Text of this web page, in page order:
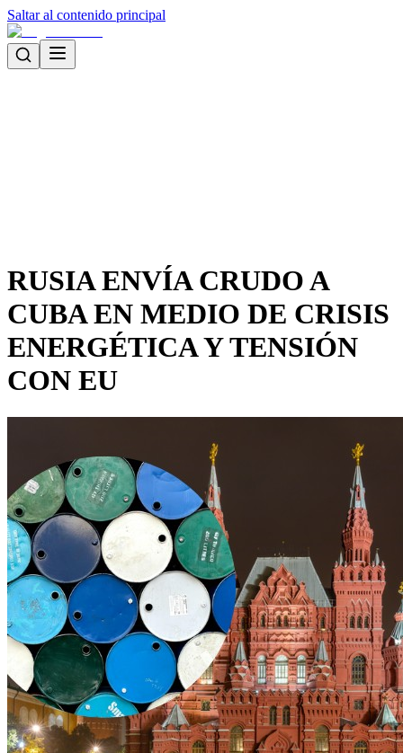
Saltar al contenido principal
RUSIA ENVÍA CRUDO A
CUBA EN MEDIO DE CRISIS
ENERGÉTICA Y TENSIÓN
CON EU